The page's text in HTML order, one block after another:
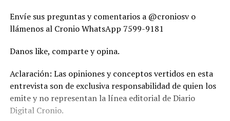
Envíe sus preguntas y comentarios a @croniosv o
llámenos al Cronio WhatsApp 7599-9181
Danos like, comparte y opina.
Aclaración: Las opiniones y conceptos vertidos en esta
entrevista son de exclusiva responsabilidad de quien los
emite y no representan la línea editorial de Diario
Digital Cronio.